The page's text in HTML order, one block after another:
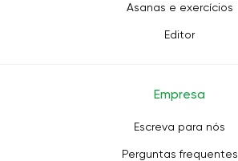
Asanas e exercícios
Editor
Empresa
Escreva para nós
Perguntas frequentes